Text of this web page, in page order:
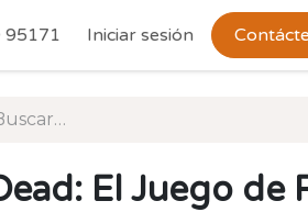
Iniciar sesión
El Juego de